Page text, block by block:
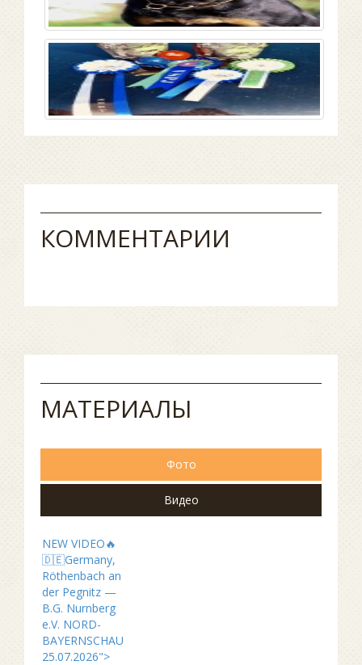
КОММЕНТАРИИ
МАТЕРИАЛЫ
Фото
Видео
NEW VIDEO🔥
🇩🇪Germany,
Röthenbach an
der Pegnitz —
B.G. Nurnberg
e.V. NORD-
BAYERNSCHAU
25.07.2026">